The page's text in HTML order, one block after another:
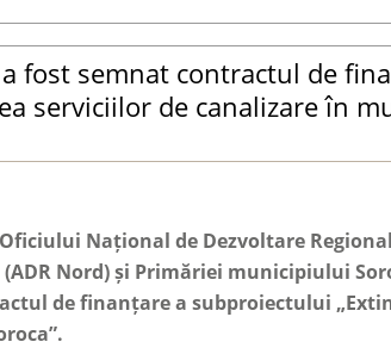
fost semnat contractul de
serviciilor de canalizare în
Național de Dezvoltare
Nord) și Primăriei municipiului
de finanțare a subproiectului